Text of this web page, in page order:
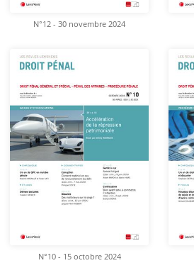
N°12 - 30 novembre 2024
N°10 - 15 octobre 2024